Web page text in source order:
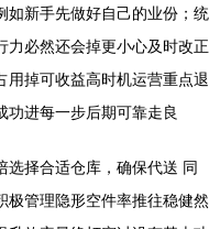
如新手先做好自己的业份；统
力必然还会掉更小心及时改正
用掉可收益高时机运营重点退
功进每一步后期可靠走良
选择合适仓库，确保代送 同
极管理隐形空件率推往稳健然